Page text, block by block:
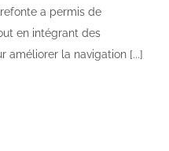
a permis de
en intégrant des
améliorer la navigation [...]